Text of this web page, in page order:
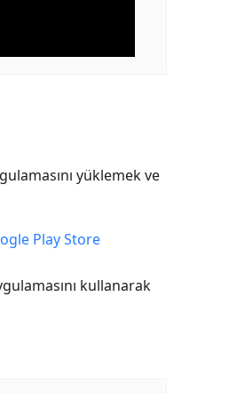
yüklemek ve
Play Store
kullanarak